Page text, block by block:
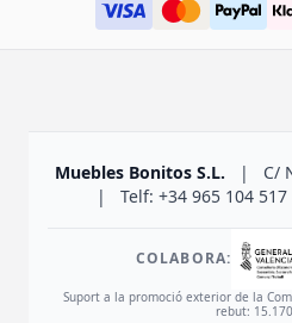
Muebles Bonitos S.L. |
C/
|
Telf: +34 965 104 517
COLABORA:
Suport a la promoció exterior de la
rebut: